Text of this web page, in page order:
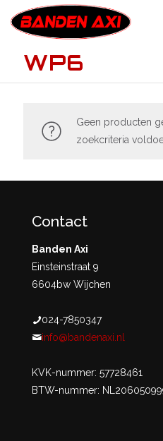
WP6
Geen producten
zoekcriteria
Contact
Banden Axi
Einsteinstraat 9
6604bw Wijchen
024-7850347
info@bandenaxi.nl
KVK-nummer: 57728461
BTW-nummer: